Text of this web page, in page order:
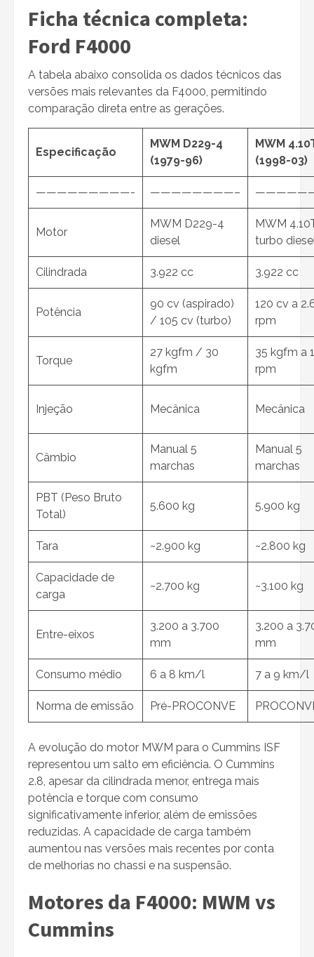
Ficha técnica completa:
Ford F4000
A tabela abaixo consolida os dados técnicos das
versões mais relevantes da F4000, permitindo
comparação direta entre as gerações.
Especificação
MWM D229-4
(1979-96)
MWM
(1998-03)
—————————- ————————–
Motor
MWM D229-4
diesel
MWM
turbo
Cilindrada 3.922 cc 3.922 cc
Potência
90 cv (aspirado)
/ 105 cv (turbo)
120 cv a
rpm
Torque
27 kgfm / 30
kgfm
35 kgfm a
rpm
Injeção Mecânica Mecânica
Câmbio
Manual 5
marchas
Manual 5
marchas
PBT (Peso Bruto
Total)
5.600 kg 5.900 kg
Tara ~2.900 kg ~2.800 kg
Capacidade de
carga
~2.700 kg ~3.100 kg
Entre-eixos
3.200 a 3.700
mm
3.200 a
mm
Consumo médio 6 a 8 km/l 7 a 9 km/l
Norma de emissão Pré-PROCONVE
A evolução do motor MWM para o Cummins ISF
representou um salto em eficiência. O Cummins
2.8, apesar da cilindrada menor, entrega mais
potência e torque com consumo
significativamente inferior, além de emissões
reduzidas. A capacidade de carga também
aumentou nas versões mais recentes por conta
de melhorias no chassi e na suspensão.
Motores da F4000: MWM vs
Cummins